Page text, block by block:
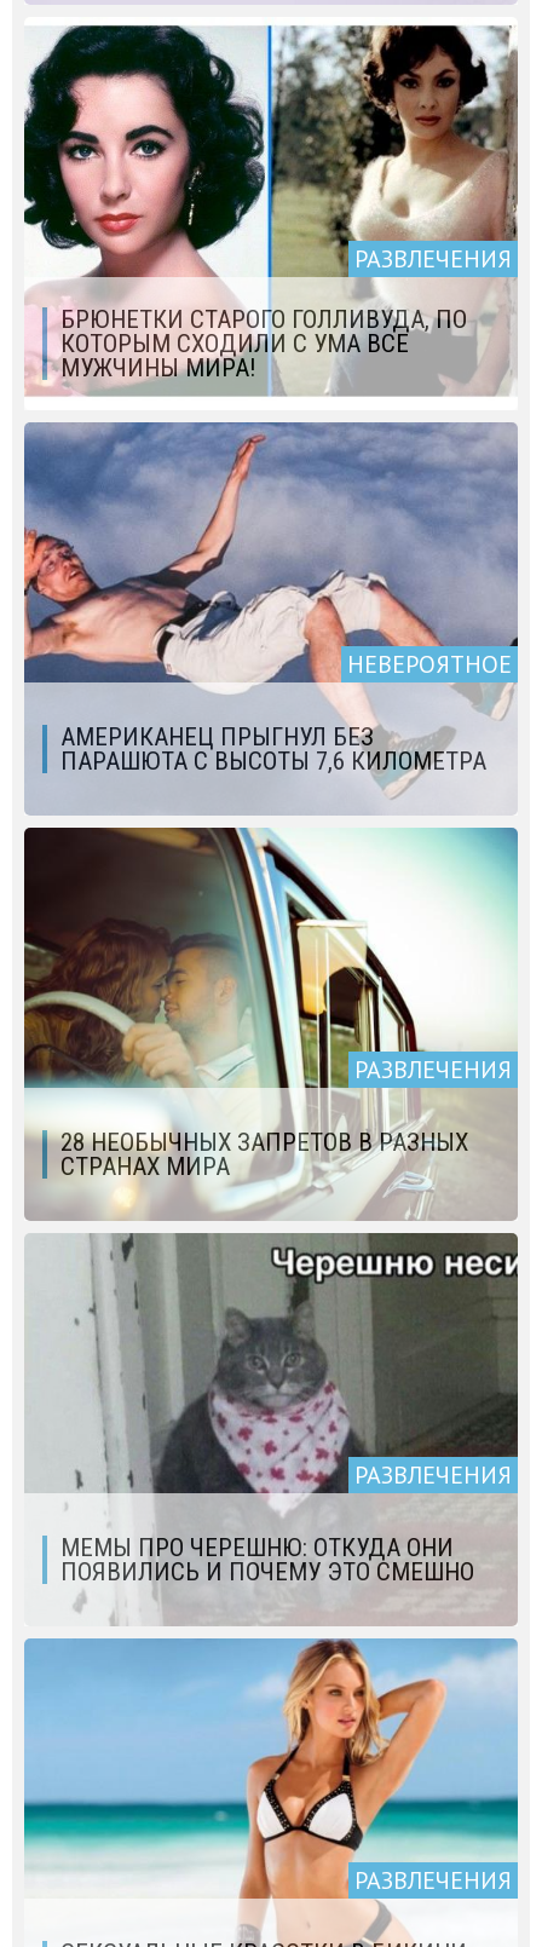
РАЗВЛЕЧЕНИЯ
БРЮНЕТКИ СТАРОГО ГОЛЛИВУДА, ПО
КОТОРЫМ СХОДИЛИ С УМА ВСЕ
МУЖЧИНЫ МИРА!
НЕВЕРОЯТНОЕ
АМЕРИКАНЕЦ ПРЫГНУЛ БЕЗ
ПАРАШЮТА С ВЫСОТЫ 7,6 КИЛОМЕТРА
РАЗВЛЕЧЕНИЯ
28 НЕОБЫЧНЫХ ЗАПРЕТОВ В РАЗНЫХ
СТРАНАХ МИРА
РАЗВЛЕЧЕНИЯ
МЕМЫ ПРО ЧЕРЕШНЮ: ОТКУДА ОНИ
ПОЯВИЛИСЬ И ПОЧЕМУ ЭТО СМЕШНО
РАЗВЛЕЧЕНИЯ